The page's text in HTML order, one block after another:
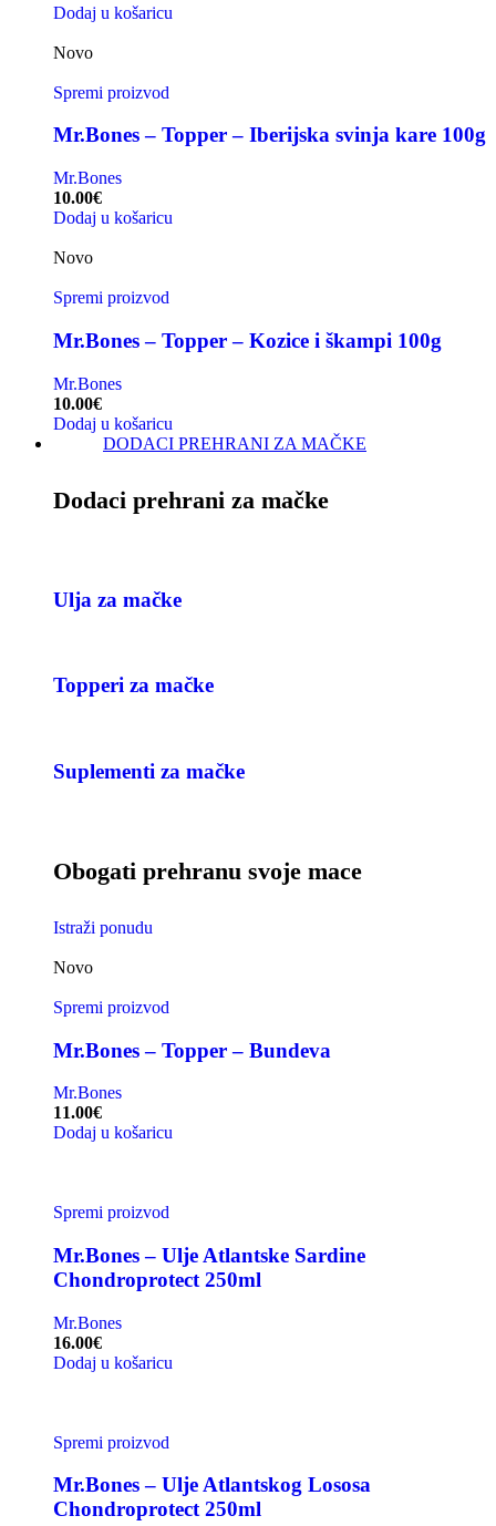
Dodaj u košaricu
Novo
Spremi proizvod
Mr.Bones – Topper – Iberijska svinja kare 100g
Mr.Bones
10.00€
Dodaj u košaricu
Novo
Spremi proizvod
Mr.Bones – Topper – Kozice i škampi 100g
Mr.Bones
10.00€
Dodaj u košaricu
DODACI PREHRANI ZA MAČKE
Dodaci prehrani za mačke
Ulja za mačke
Topperi za mačke
Suplementi za mačke
Obogati prehranu svoje mace
Istraži ponudu
Novo
Spremi proizvod
Mr.Bones – Topper – Bundeva
Mr.Bones
11.00€
Dodaj u košaricu
Spremi proizvod
Mr.Bones – Ulje Atlantske Sardine
Chondroprotect 250ml
Mr.Bones
16.00€
Dodaj u košaricu
Spremi proizvod
Mr.Bones – Ulje Atlantskog Lososa
Chondroprotect 250ml